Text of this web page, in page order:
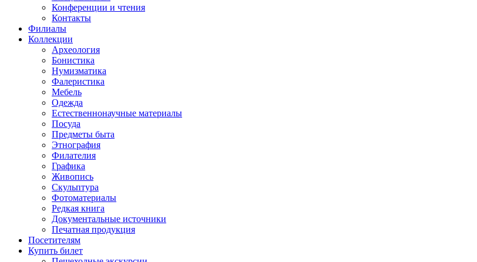
Конференции и чтения
Контакты
Филиалы
Коллекции
Археология
Бонистика
Нумизматика
Фалеристика
Мебель
Одежда
Естественнонаучные материалы
Посуда
Предметы быта
Этнография
Филателия
Графика
Живопись
Скульптура
Фотоматериалы
Редкая книга
Документальные источники
Печатная продукция
Посетителям
Купить билет